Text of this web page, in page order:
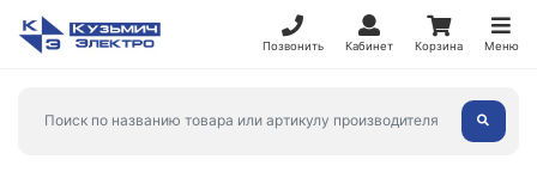
Позвонить Кабинет Корзина Меню